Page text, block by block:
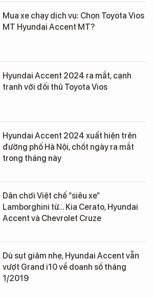
Mua xe chạy dịch vụ: Chọn Toyota Vios
MT Hyundai Accent MT?
Hyundai Accent 2024 ra mắt, cạnh
tranh với đối thủ Toyota Vios
Hyundai Accent 2024 xuất hiện trên
đường phố Hà Nội, chốt ngày ra mắt
trong tháng này
Dân chơi Việt chế “siêu xe”
Lamborghini từ... Kia Cerato, Hyundai
Accent và Chevrolet Cruze
Dù sụt giảm nhẹ, Hyundai Accent vẫn
vượt Grand i10 về doanh số tháng
1/2019